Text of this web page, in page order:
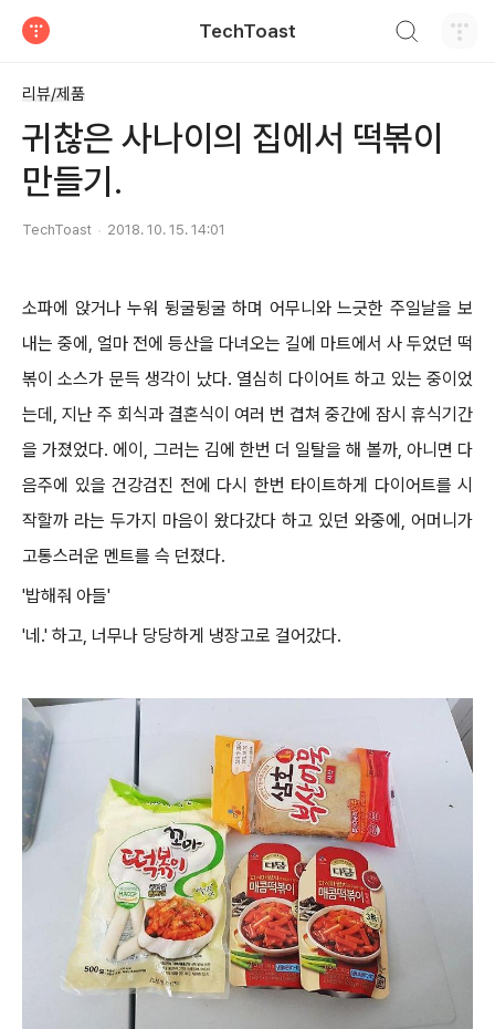
TechToast
리뷰/제품
귀찮은 사나이의 집에서 떡볶이
만들기.
TechToast 2018. 10. 15. 14:01
소파에 앉거나 누워 뒹굴뒹굴 하며 어무니와 느긋한 주일날을 보
내는 중에, 얼마 전에 등산을 다녀오는 길에 마트에서 사 두었던 떡
볶이 소스가 문득 생각이 났다. 열심히 다이어트 하고 있는 중이었
는데, 지난 주 회식과 결혼식이 여러 번 겹쳐 중간에 잠시 휴식기간
을 가졌었다. 에이, 그러는 김에 한번 더 일탈을 해 볼까, 아니면 다
음주에 있을 건강검진 전에 다시 한번 타이트하게 다이어트를 시
작할까 라는 두가지 마음이 왔다갔다 하고 있던 와중에, 어머니가
고통스러운 멘트를 슥 던졌다.
'밥해줘 아들'
'네.' 하고, 너무나 당당하게 냉장고로 걸어갔다.